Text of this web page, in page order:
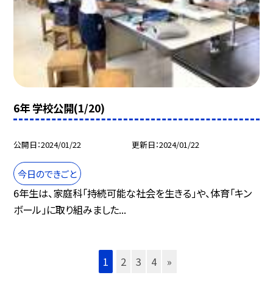
6年 学校公開(1/20)
公開日 2024/01/22 更新日 2024/01/22
今日のできごと
6年生は、家庭科「持続可能な社会を生きる」や、体育「キン
ボール」に取り組みました...
1 2 3 4 »